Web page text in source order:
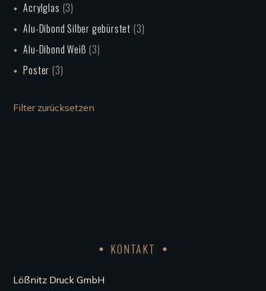
Acrylglas (3)
Alu-Dibond Silber gebürstet (3)
Alu-Dibond Weiß (3)
Poster (3)
Filter zurücksetzen
KONTAKT
Lößnitz Druck GmbH